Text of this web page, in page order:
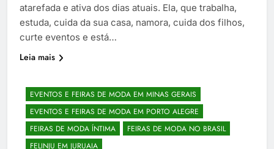
atarefada e ativa dos dias atuais. Ela, que trabalha,
estuda, cuida da sua casa, namora, cuida dos filhos,
curte eventos e está…
Leia mais
EVENTOS E FEIRAS DE MODA EM MINAS GERAIS
EVENTOS E FEIRAS DE MODA EM PORTO ALEGRE
FEIRAS DE MODA ÍNTIMA
FEIRAS DE MODA NO BRASIL
FELINJU EM JURUAIA